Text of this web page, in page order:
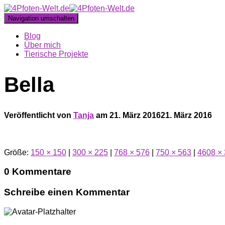
Navigation umschalten
Blog
Über mich
Tierische Projekte
Bella
Veröffentlicht von Tanja am 21. März 201621. März 2016
Größe: 150 × 150 300 × 225 768 × 576 750 × 563 4608 ×
0 Kommentare
Schreibe einen Kommentar